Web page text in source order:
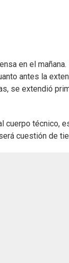
en el
antes la
se extendió
cuerpo técnico,
cuestión de